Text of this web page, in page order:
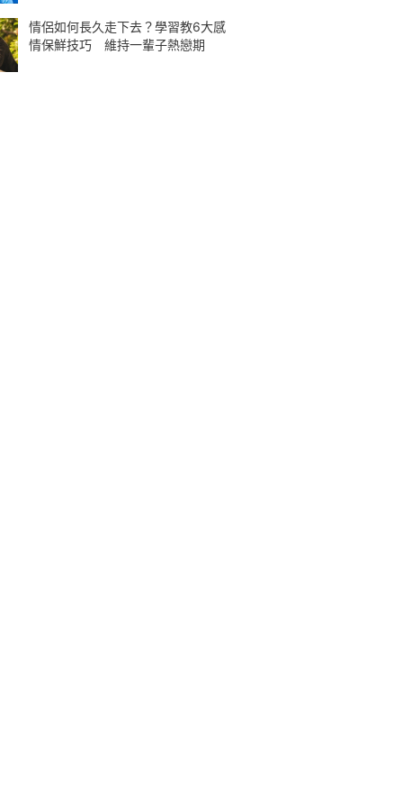
情侶如何長久走下去？學習教6大感
情保鮮技巧 維持一輩子熱戀期